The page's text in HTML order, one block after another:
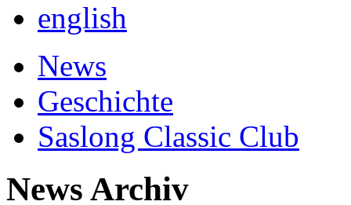
english
News
Geschichte
Saslong Classic Club
News Archiv